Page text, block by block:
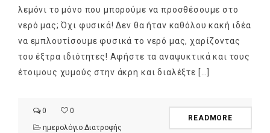
λεμόνι το μόνο που μπορούμε να προσθέσουμε στο
νερό μας; Όχι φυσικά! Δεν θα ήταν καθόλου κακή ιδέα
να εμπλουτίσουμε φυσικά το νερό μας, χαρίζοντας
του έξτρα ιδιότητες! Αφήστε τα αναψυκτικά και τους
έτοιμους χυμούς στην άκρη και διαλέξτε […]
0
0
ημερολόγιο Διατροφής
READMORE